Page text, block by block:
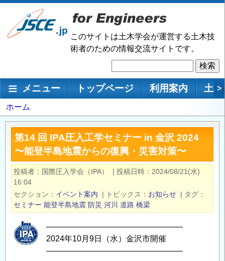
メ
ン
移
このサイトは土木学会が運営する土木技
術者のための情報交流サイトです。
索
メインナビゲーション
メニュー トップページ 利用案内 土 >
パ
ン
く
ず
ホーム
第14 回 IPA圧⼊⼯学セミナー in ⾦沢 2024
〜能登半島地震からの復興・災害対策〜
投稿者 国際圧入学会（IPA） | 投稿日時
2024/08/21(水)
16:04
セクション
イベント案内 | トピックス お知らせ | タグ
セミナー 能登半島地震 防災 河川 道路 橋梁
―――――――――――――――――
2024年10月9日（水）金沢市開催
―――――――――――――――――